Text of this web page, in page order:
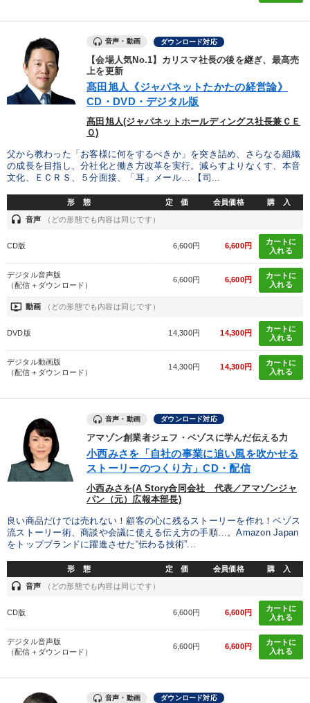
音声・動画 ダウンロード対応
【会場人気No.1】カリスマ社長の後を継ぎ、最高売
上を更新
髙田旭人《ジャパネットたかたの経営論》
CD・DVD・デジタル版
髙田旭人(ジャパネットホールディングス社長兼ＣＥ
Ｏ)
父から教わった「お客様に何をするべきか」を突き詰め、さらなる組織
の成長を目指し、分社化と働き方改革を実行。減らすよりなくす、本音
文化、ＥＣＲＳ、５分面接、「耳」メール… 【司...
形 態 定 価 会員価格 購 入
headset 音声 （どの形態でも内容は同じです）
CD版 6,600円 6,600円
カートに
入れる
デジタル音声版
（配信＋ダウンロード）
6,600円 6,600円
カートに
入れる
ondemand_video 動画 （どの形態でも内容は同じです）
DVD版 14,300円 14,300円
カートに
入れる
デジタル動画版
（配信＋ダウンロード）
14,300円 14,300円
カートに
入れる
音声・動画 ダウンロード対応
アマゾン創業者ジェフ・ベゾスに学んだ伝える力
小西みさを「自社の事業に追い風を吹かせる
ストーリーのつくり方」CD・配信
小西みさを(A Story合同会社 代表／アマゾンジャ
パン（元）広報本部長)
良い商品だけでは売れない！顧客の心に残るストーリーを作れ！ベゾス
流ストーリー術、商談や会議に使える伝え方の手順…。Amazon Japan
をトップブランドに躍進させた“伝わる技術”...
形 態 定 価 会員価格 購 入
headset 音声 （どの形態でも内容は同じです）
CD版 6,600円 6,600円
カートに
入れる
デジタル音声版
（配信＋ダウンロード）
6,600円 6,600円
カートに
入れる
音声・動画 ダウンロード対応